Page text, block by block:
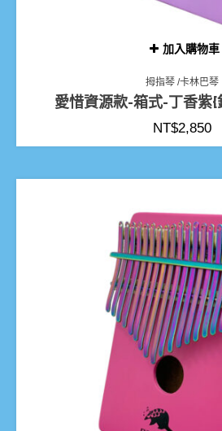
加入購物車
拇指琴 /卡林巴琴
愛惜資源款-箱式-丁香紫{
NT$2,850